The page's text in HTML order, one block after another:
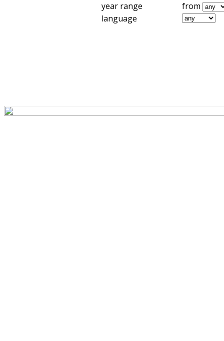
year range
from
language